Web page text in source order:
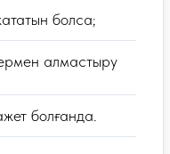
болса;
алмастыру
болғанда.